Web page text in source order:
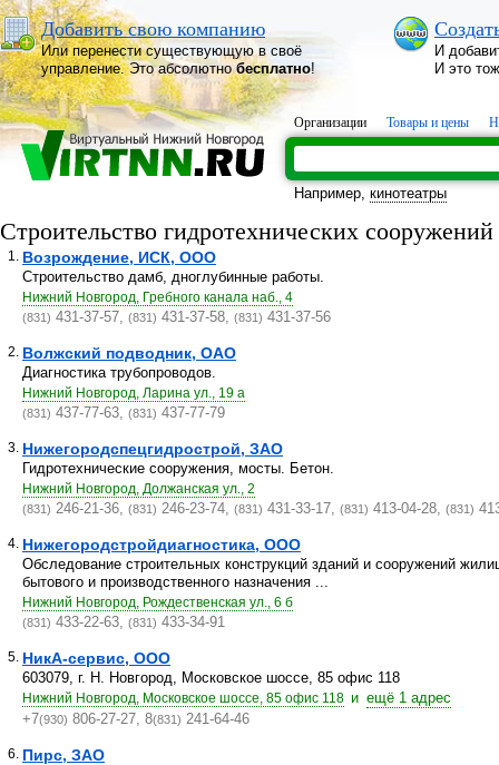
Добавить свою компанию
Или перенести существующую в своё
управление. Это абсолютнобесплатно!
И
И это
Организации Товары и цены
Например, кинотеатры
Строительство гидротехнических
1. Возрождение, ИСК, ООО
Строительство дамб, дноглубинные работы.
Нижний Новгород, Гребного канала наб., 4
(831) 431-37-57, (831) 431-37-58, (831) 431-37-56
2. Волжский подводник, ОАО
Диагностика трубопроводов.
Нижний Новгород, Ларина ул., 19 а
(831) 437-77-63, (831) 437-77-79
3. Нижегородспецгидрострой, ЗАО
Гидротехнические сооружения, мосты. Бетон.
Нижний Новгород, Должанская ул., 2
(831) 246-21-36, (831) 246-23-74, (831) 431-33-17, (831) 413-04-28, (831)
4. Нижегородстройдиагностика, ООО
Обследование строительных конструкций зданий и сооружений
бытового и производственного назначения ...
Нижний Новгород, Рождественская ул., 6 б
(831) 433-22-63, (831) 433-34-91
5. НикА-сервис, ООО
603079, г. Н. Новгород, Московское шоссе, 85 офис 118
Нижний Новгород, Московское шоссе, 85 офис 118 и ещё 1 адрес
+7(930) 806-27-27, 8(831) 241-64-46
6. Пирс, ЗАО